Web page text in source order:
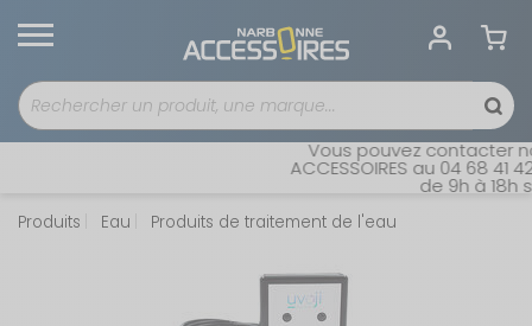
Vous pouvez contacter
ACCESSOIRES au 04 68 41
de 9h à 18h
Produits Eau Produits de traitement de l'eau